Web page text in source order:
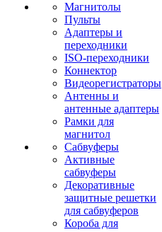
Магнитолы
Пульты
Адаптеры и
переходники
ISO-переходники
Коннектор
Видеорегистраторы
Антенны и
антенные адаптеры
Рамки для
магнитол
Сабвуферы
Активные
сабвуферы
Декоративные
защитные решетки
для сабвуферов
Короба для